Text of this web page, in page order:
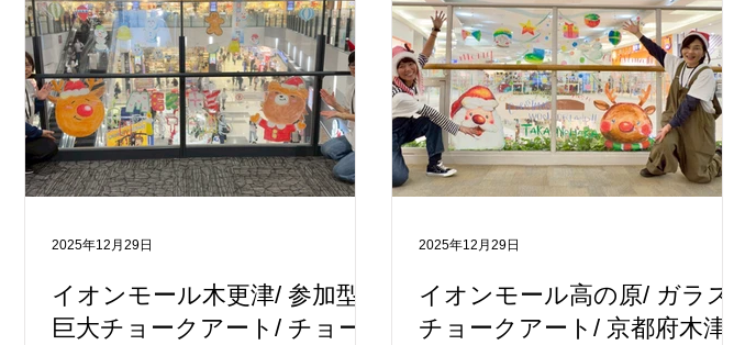
イオンモール木更津/ 参加型
巨大チョークアート/ チョー
2025年12月29日
イオンモール高の原/ ガラス
チョークアート/ 京都府木津
2025年12月29日